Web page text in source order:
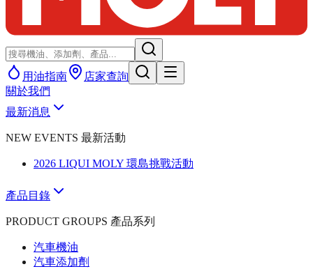
用油指南
店家查詢
關於我們
最新消息
NEW EVENTS 最新活動
2026 LIQUI MOLY 環島挑戰活動
產品目錄
PRODUCT GROUPS 產品系列
汽車機油
汽車添加劑